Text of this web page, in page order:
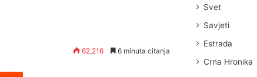
62,216 6 minuta citanja
Reddit
Svet
Savjeti
Estrada
Crna Hronika